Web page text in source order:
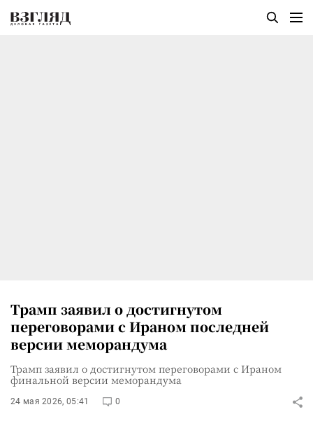
Трамп заявил о достигнутом
переговорами с Ираном последней
версии меморандума
Трамп заявил о достигнутом переговорами с Ираном
финальной версии меморандума
24 мая 2026, 05:41 0